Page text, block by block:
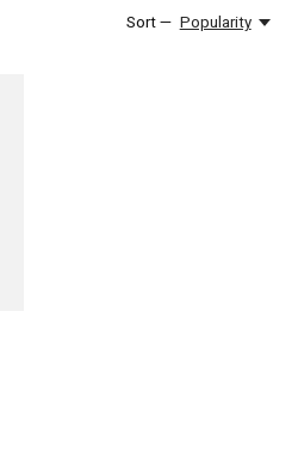
Sort — Popularity